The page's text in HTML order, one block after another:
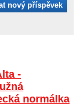
nový příspěvek
-
normálka